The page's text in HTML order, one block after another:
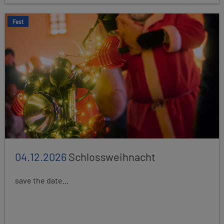
Fest
04.12.2026Schlossweihnacht
save the date...